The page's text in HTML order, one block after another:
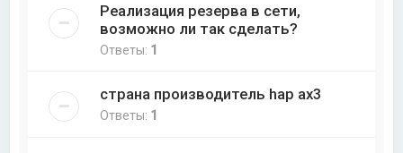
Реализация резерва в сети,
возможно ли так сделать?
Ответы: 1
страна производитель hap ax3
Ответы: 1